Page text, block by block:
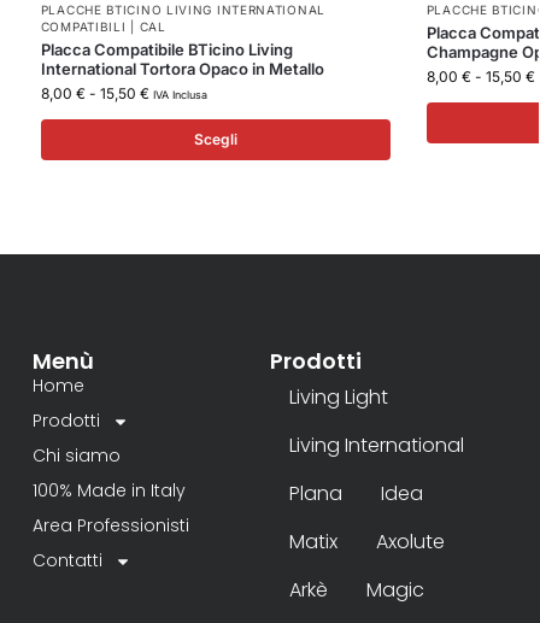
PLACCHE BTICINO LIVING INTERNATIONAL
COMPATIBILI | CAL
Placca Compatibile BTicino Living
International Tortora Opaco in Metallo
8,00 € - 15,50 € IVA Inclusa
Scegli
PLACCHE
Placca
Champagne
8,00 € - 15,50 €
Menù
Home
Prodotti
Chi siamo
100% Made in Italy
Area Professionisti
Contatti
Prodotti
Living Light
Living International
Plana
Idea
Matix
Axolute
Arkè
Magic